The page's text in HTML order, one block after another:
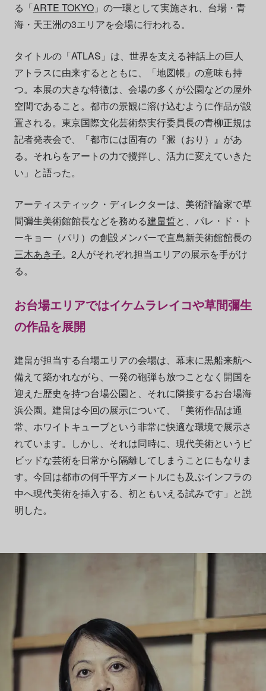
る「ARTE TOKYO」の一環として実施され、台場・青
海・天王洲の3エリアを会場に行われる。
タイトルの「ATLAS」は、世界を支える神話上の巨人
アトラスに由来するとともに、「地図帳」の意味も持
つ。本展の大きな特徴は、会場の多くが公園などの屋外
空間であること。都市の景観に溶け込むように作品が設
置される。東京国際文化芸術祭実行委員長の青柳正規は
記者発表会で、「都市には固有の『澱（おり）』があ
る。それらをアートの力で攪拌し、活力に変えていきた
い」と語った。
アーティスティック・ディレクターは、美術評論家で草
間彌生美術館館長などを務める建畠晢と、パレ・ド・ト
ーキョー（パリ）の創設メンバーで直島新美術館館長の
三木あき子。2人がそれぞれ担当エリアの展示を手がけ
る。
お台場エリアではイケムラレイコや草間彌生
の作品を展開
建畠が担当する台場エリアの会場は、幕末に黒船来航へ
備えて築かれながら、一発の砲弾も放つことなく開国を
迎えた歴史を持つ台場公園と、それに隣接するお台場海
浜公園。建畠は今回の展示について、「美術作品は通
常、ホワイトキューブという非常に快適な環境で展示さ
れています。しかし、それは同時に、現代美術というビ
ビッドな芸術を日常から隔離してしまうことにもなりま
す。今回は都市の何千平方メートルにも及ぶインフラの
中へ現代美術を挿入する、初ともいえる試みです」と説
明した。